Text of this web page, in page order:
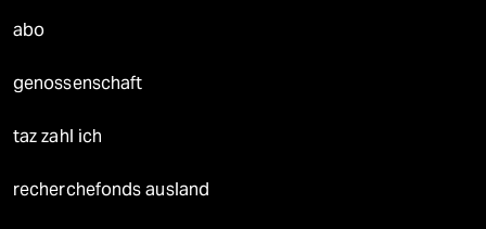
abo
genossenschaft
taz zahl ich
recherchefonds ausland